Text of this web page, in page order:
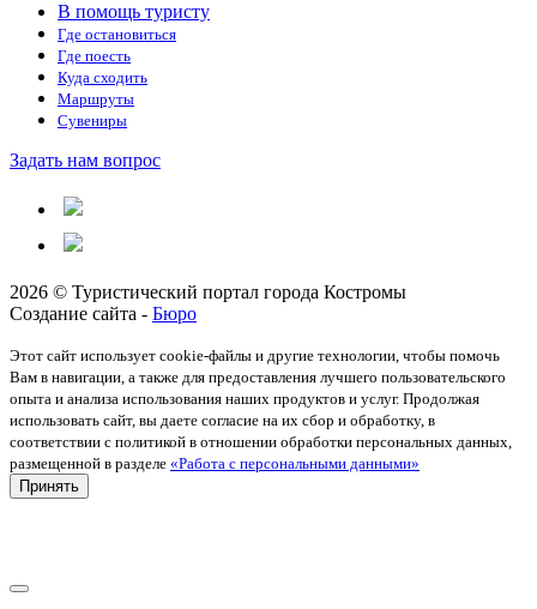
В помощь туристу
Где остановиться
Где поесть
Куда сходить
Маршруты
Сувениры
Задать нам вопрос
2026 © Туристический портал города Костромы
Создание сайта - Бюро
Этот сайт использует cookie-файлы и другие технологии, чтобы помочь
Вам в навигации, а также для предоставления лучшего пользовательского
опыта и анализа использования наших продуктов и услуг. Продолжая
использовать сайт, вы даете согласие на их сбор и обработку, в
соответствии с политикой в отношении обработки персональных данных,
размещенной в разделе «Работа с персональными данными»
Принять